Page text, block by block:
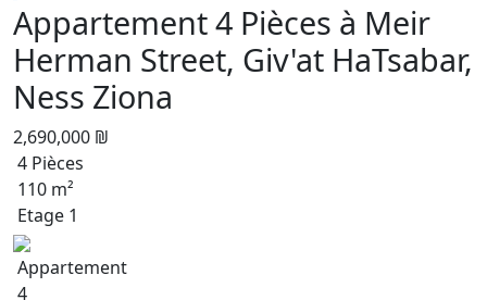
Appartement 4 Pièces à Meir
Herman Street, Giv'at HaTsabar,
Ness Ziona
2,690,000 ₪
4 Pièces
110 m²
Etage 1
Appartement
4